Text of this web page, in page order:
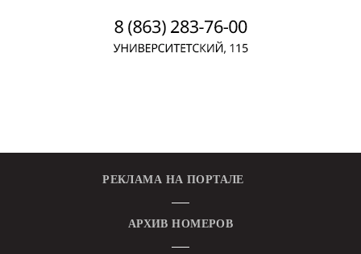
РЕКЛАМА НА ПОРТАЛЕ
АРХИВ НОМЕРОВ